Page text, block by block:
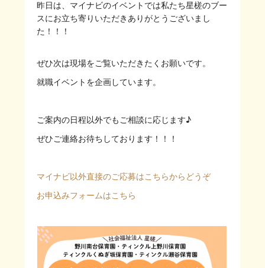
昨日は、マイナビのイベントでは私たち星槎のブー
スにお立ち寄りいただきありがとうございまし
た！！！
ぜひ次は現場をご覧いただきたくお願いです。
就職イベントを企画しています。
ご案内の日程以外でもご相談に応じます♪
ぜひご連絡お待ちしております！！！
マイナビ以外直接のご応募はこちらからどうぞ
お申込みフォームはこちら